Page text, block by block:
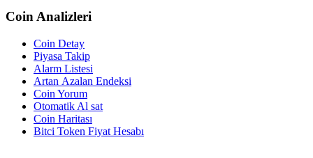
Coin Analizleri
Coin Detay
Piyasa Takip
Alarm Listesi
Artan Azalan Endeksi
Coin Yorum
Otomatik Al sat
Coin Haritası
Bitci Token Fiyat Hesabı